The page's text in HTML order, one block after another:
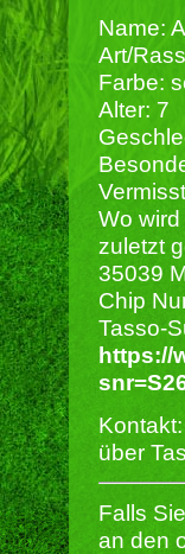
Name:
Art/
Farbe:
Alter: 7
Wo
zuletzt
35039
Chip
Tasso-
https://
Kontakt:
über
Falls
an den